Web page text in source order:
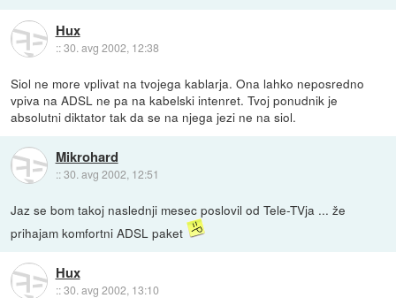
Hux
::30. avg 2002, 12:38
Siol ne more vplivat na tvojega kablarja. Ona lahko neposredno
vpiva na ADSL ne pa na kabelski intenret. Tvoj ponudnik je
absolutni diktator tak da se na njega jezi ne na siol.
Mikrohard
::30. avg 2002, 12:51
Jaz se bom takoj naslednji mesec poslovil od Tele-TVja ... že
prihajam komfortni ADSL paket
Hux
::30. avg 2002, 13:10